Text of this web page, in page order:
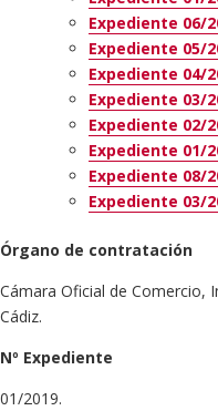
Expediente 06/
Expediente 05/
Expediente 04/
Expediente 03/
Expediente 02/
Expediente 01/
Expediente 08/
Expediente 03/
Órgano de contratación
Cámara Oficial de Comercio,
Cádiz.
Nº Expediente
01/2019.